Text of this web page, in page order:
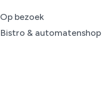
Op bezoek
Bistro & automatenshop